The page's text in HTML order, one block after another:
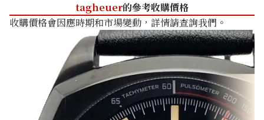
tagheuer的參考收購價格
收購價格會因應時期和市場變動，詳情請查詢我們。